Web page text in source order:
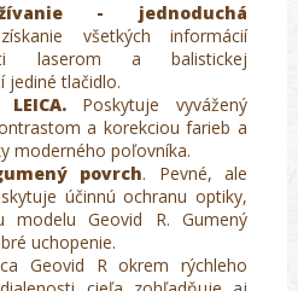
- jednoduchá
všetkých informácií
laserom a balistickej
jediné tlačidlo.
Poskytuje vyvážený
a korekciou farieb a
moderného poľovníka.
povrch. Pevné, ale
účinnú ochranu optiky,
modelu Geovid R. Gumený
uchopenie.
Geovid R okrem rýchleho